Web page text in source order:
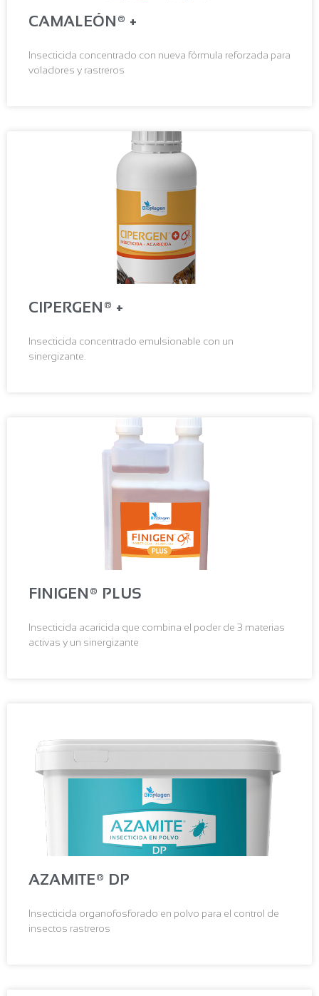
CAMALEÓN® +
Insecticida concentrado con nueva fórmula reforzada para
voladores y rastreros
CIPERGEN® +
Insecticida concentrado emulsionable con un
sinergizante.
FINIGEN® PLUS
Insecticida acaricida que combina el poder de 3 materias
activas y un sinergizante
AZAMITE® DP
Insecticida organofosforado en polvo para el control de
insectos rastreros